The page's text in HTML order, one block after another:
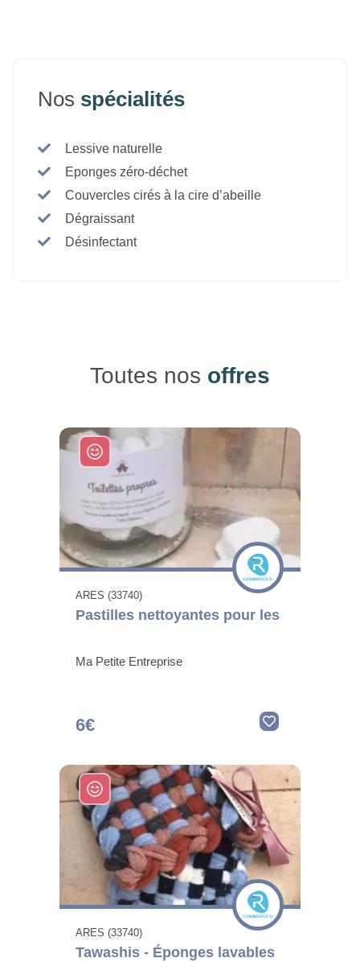
Nos spécialités
Lessive naturelle
Eponges zéro-déchet
Couvercles cirés à la cire d’abeille
Dégraissant
Désinfectant
Toutes nos offres
ARES (33740)
Pastilles nettoyantes pour les
Ma Petite Entreprise
6€
ARES (33740)
Tawashis - Éponges lavables